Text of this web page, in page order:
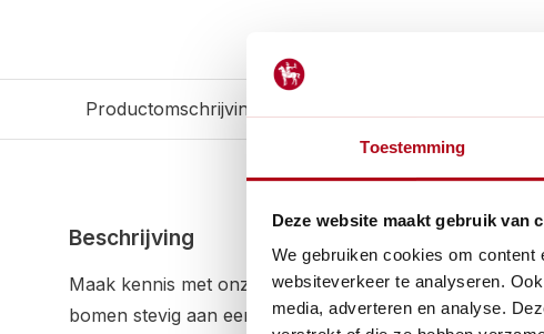
Toestemming
Deze website maakt gebruik van
We gebruiken cookies om
websiteverkeer te analyseren.
media, adverteren en analyse.
Productomschrijving
Beschrijving
Maak kennis met onze flexibele boomband, de ideale
bomen stevig aan een paal te binden. Deze band is